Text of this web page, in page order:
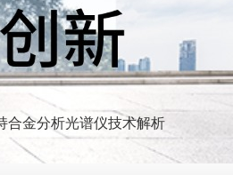
合金分析光谱仪技术解析